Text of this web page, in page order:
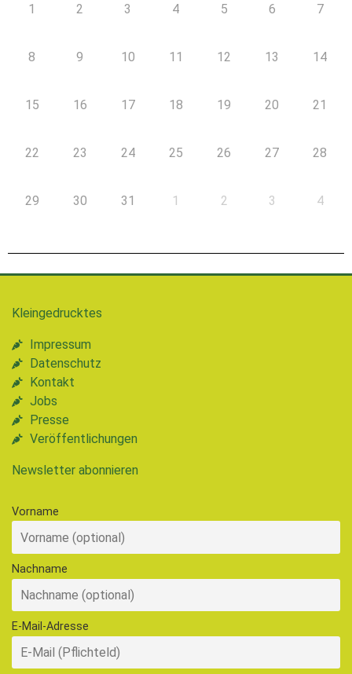
1 2 3 4 5 6 7
8 9 10 11 12 13 14
15 16 17 18 19 20 21
22 23 24 25 26 27 28
29 30 31 1 2 3 4
Kleingedrucktes
Impressum
Datenschutz
Kontakt
Jobs
Presse
Veröffentlichungen
Newsletter abonnieren
Vorname
Nachname
E-Mail-Adresse